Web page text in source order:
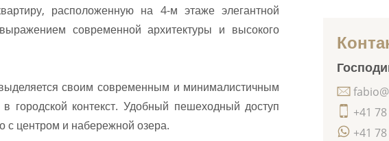
расположенную на 4-м этаже элегантной
современной архитектуры и высокого
своим современным и минималистичным
городской контекст. Удобный пешеходный доступ
с центром и набережной озера.
+41
+41